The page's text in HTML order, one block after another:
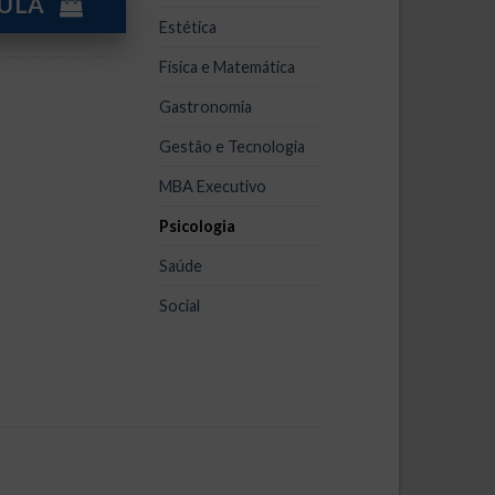
Estética
Física e Matemática
Gastronomia
Gestão e Tecnologia
MBA Executivo
Psicologia
Saúde
Social